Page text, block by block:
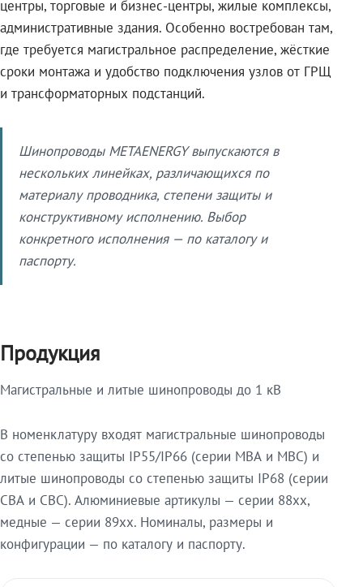
центры, торговые и бизнес-центры, жилые комплексы,
административные здания. Особенно востребован там,
где требуется магистральное распределение, жёсткие
сроки монтажа и удобство подключения узлов от ГРЩ
и трансформаторных подстанций.
Шинопроводы METAENERGY выпускаются в
нескольких линейках, различающихся по
материалу проводника, степени защиты и
конструктивному исполнению. Выбор
конкретного исполнения — по каталогу и
паспорту.
Продукция
Магистральные и литые шинопроводы до 1 кВ
В номенклатуру входят магистральные шинопроводы
со степенью защиты IP55/IP66 (серии МВА и МВС) и
литые шинопроводы со степенью защиты IP68 (серии
СВА и СВС). Алюминиевые артикулы — серии 88xx,
медные — серии 89xx. Номиналы, размеры и
конфигурации — по каталогу и паспорту.